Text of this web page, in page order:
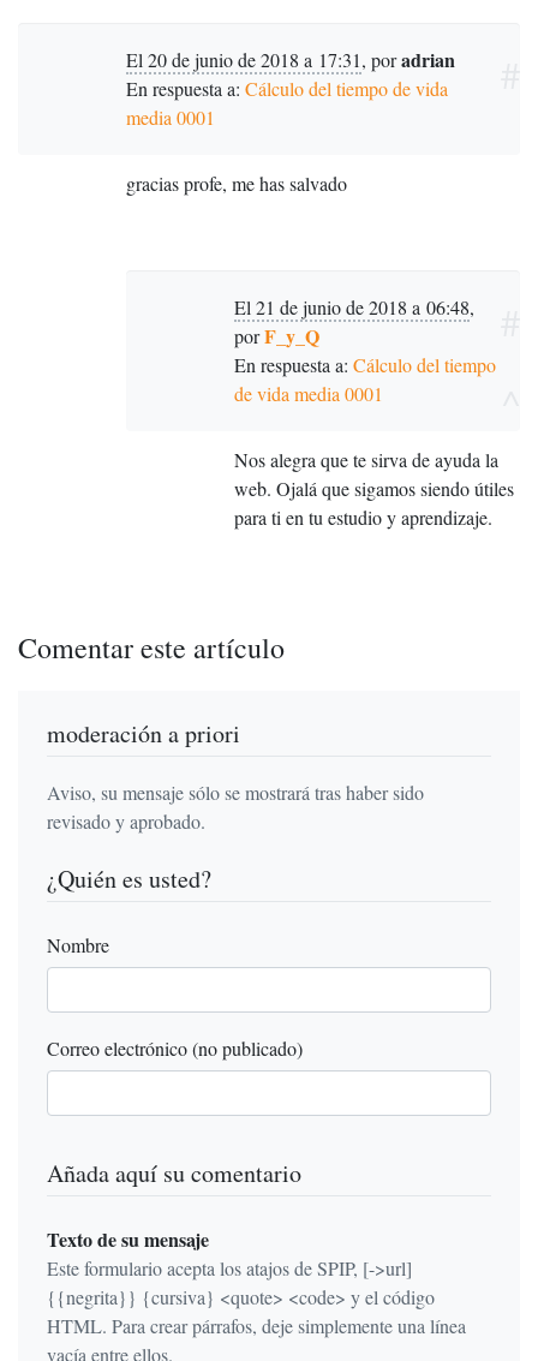
El 20 de junio de 2018 a 17:31, poradrian
En respuesta a: Cálculo del tiempo de vida
media 0001
gracias profe, me has salvado
El 21 de junio de 2018 a 06:48,
porF_y_Q
En respuesta a: Cálculo del tiempo
de vida media 0001
Nos alegra que te sirva de ayuda la
web. Ojalá que sigamos siendo útiles
para ti en tu estudio y aprendizaje.
Comentar este artículo
moderación a priori
Aviso, su mensaje sólo se mostrará tras haber sido
revisado y aprobado.
¿Quién es usted?
Nombre
Correo electrónico (no publicado)
Añada aquí su comentario
Texto de su mensaje
Este formulario acepta los atajos de SPIP, [->url]
{{negrita}} {cursiva} <quote> <code> y el código
HTML. Para crear párrafos, deje simplemente una línea
vacía entre ellos.